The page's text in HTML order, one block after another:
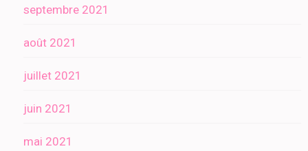
septembre 2021
août 2021
juillet 2021
juin 2021
mai 2021